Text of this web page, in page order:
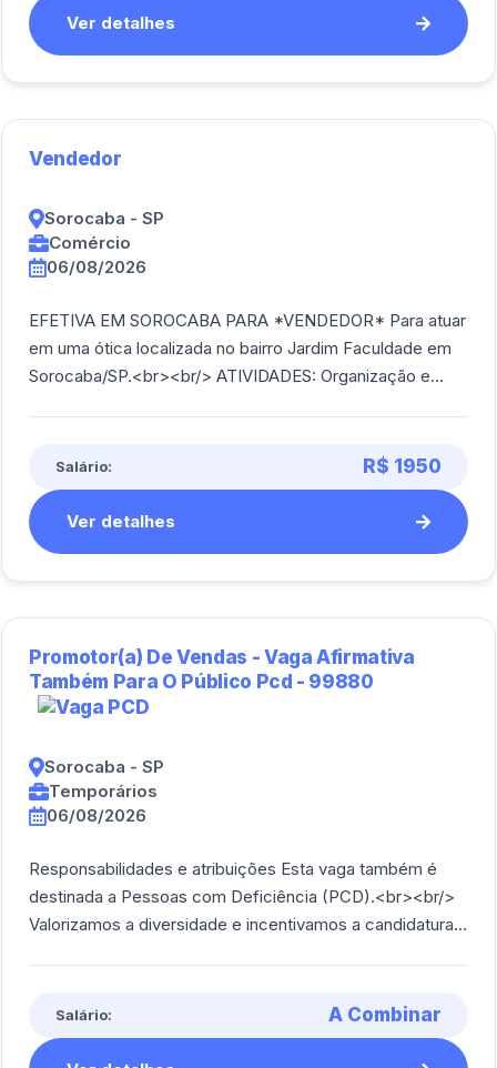
Ver detalhes
Vendedor
Sorocaba - SP
Comércio
06/08/2026
EFETIVA EM SOROCABA PARA *VENDEDOR* Para atuar
em uma ótica localizada no bairro Jardim Faculdade em
Sorocaba/SP.<br><br/> ATIVIDADES: Organização e
Salário: R$ 1950
Ver detalhes
Promotor(a) De Vendas - Vaga Afirmativa
Também Para O Público Pcd - 99880
Sorocaba - SP
Temporários
06/08/2026
Responsabilidades e atribuições Esta vaga também é
destinada a Pessoas com Deficiência (PCD).<br><br/>
Valorizamos a diversidade e incentivamos a candidatura
Salário: A Combinar